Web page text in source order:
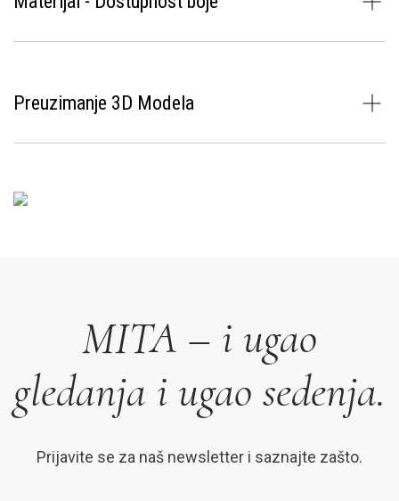
Preuzimanje 3D Modela
MITA – i ugao
gledanja i ugao sedenja.
Prijavite se za naš newsletter i saznajte zašto.